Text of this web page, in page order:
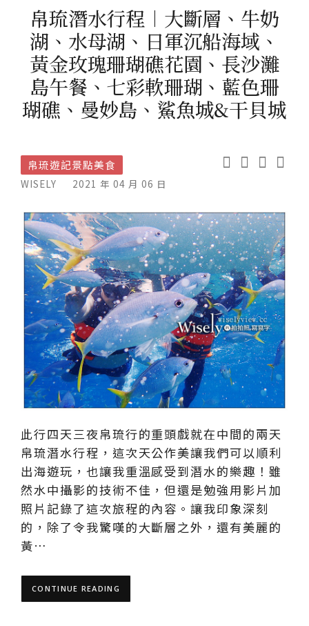
帛琉潛水行程︱大斷層、牛奶
湖、水母湖、日軍沉船海域、
黃金玫瑰珊瑚礁花園、長沙灘
島午餐、七彩軟珊瑚、藍色珊
瑚礁、曼妙島、鯊魚城&干貝城
帛琉遊記景點美食
WISELY 2021 年 04 月 06 日
此行四天三夜帛琉行的重頭戲就在中間的兩天
帛琉潛水行程，這次天公作美讓我們可以順利
出海遊玩，也讓我重溫感受到潛水的樂趣！雖
然水中攝影的技術不佳，但還是勉強用影片加
照片記錄了這次旅程的內容。讓我印象深刻
的，除了令我驚嘆的大斷層之外，還有美麗的
黃…
CONTINUE READING